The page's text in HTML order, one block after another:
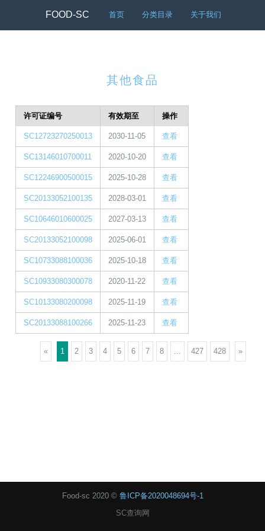
FOOD-SC 首页 分类目录 关于我们
其他食品
许可证编号 有效期至 操作
SC12723270250013 2030-11-05 查看
SC13146010700011 2020-10-20 查看
SC12246900500015 2025-10-28 查看
SC20133052100135 2028-03-01 查看
SC10646010600025 2027-03-13 查看
SC20133052100098 2025-06-01 查看
SC10733088100036 2025-10-18 查看
SC10933080300078 2020-11-22 查看
SC10133080200098 2025-11-19 查看
SC20133088100266 2025-11-23 查看
« 1 2 3 4 5 6 7 8 ... 427 428 »
Food-sc 2020 © 鲁ICP备2020048694号-1
SC查询网